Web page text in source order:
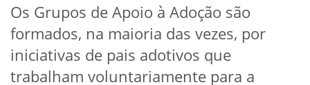
Os Grupos de Apoio à Adoção são
formados, na maioria das vezes, por
iniciativas de pais adotivos que
trabalham voluntariamente para a